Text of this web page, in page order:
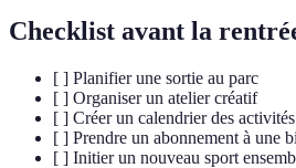
Checklist avant la
[ ] Planifier une sortie au parc
[ ] Organiser un atelier créatif
[ ] Créer un calendrier des
[ ] Prendre un abonnement à une
[ ] Initier un nouveau sport